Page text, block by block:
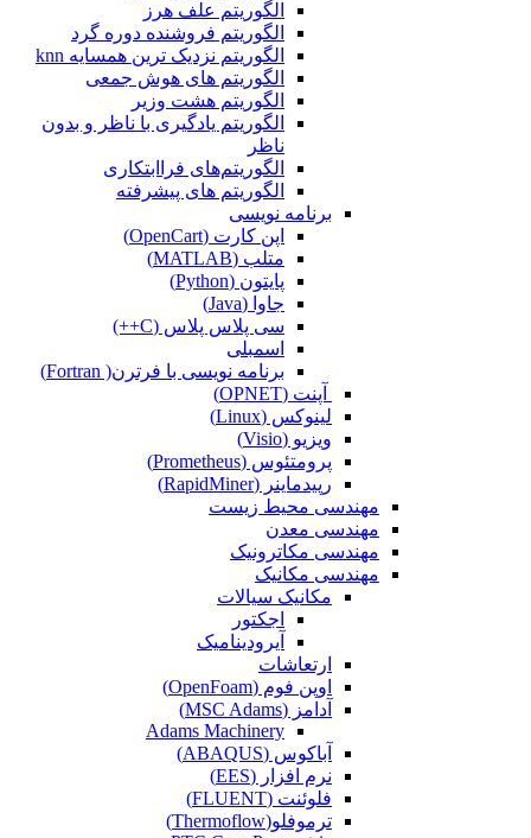
الگوریتم علف هرز
الگوریتم فروشنده دوره گرد
الگوریتم نزدیک ترین همسایه knn
الگوریتم های هوش جمعی
الگوریتم هشت وزیر
الگوریتم یادگیری با ناظر و بدون
ناظر
الگوریتم‌های فراابتکاری
الگوریتم های پیشرفته
برنامه نویسی
اپن کارت (OpenCart)
متلب (MATLAB)
پایتون (Python)
جاوا (Java)
سی پلاس پلاس (C++)
اسمبلی
برنامه نویسی با فرترن( Fortran)
آپنت (OPNET)
لینوکس (Linux)
ویزیو (Visio)
پرومتئوس (Prometheus)
رپیدماینر (RapidMiner)
مهندسی محیط زیست
مهندسی معدن
مهندسی مکاترونیک
مهندسی مکانیک
مکانیک سیالات
اجکتور
آیرودینامیک
ارتعاشات
اوپن فوم (OpenFoam)
آدامز (MSC Adams)
Adams Machinery
آباکوس (ABAQUS)
نرم افزار (EES)
فلوئنت (FLUENT)
ترموفلو(Thermoflow)